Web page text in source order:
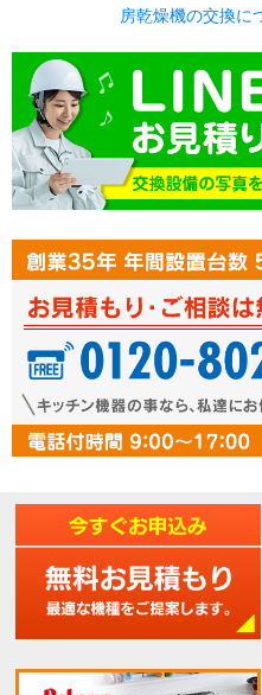
房乾燥機の交換に